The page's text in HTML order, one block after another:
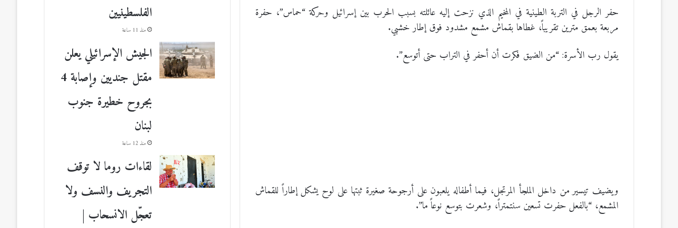
حفر الرجل في التربة الطينية في المخيم الذي نزحت إليه عائلته بسبب الحرب بين إسرائيل وحركة “حماس”، حفرة
مربعة بعمق مترين تقريباً، غطاها بقماش مشمع مشدود فوق إطار خشبي.
يقول رب الأسرة: “من الضيق فكرت أن أحفر في التراب حتى أتوسع”.
ويضيف تيسير من داخل الملجأ المرتجل، فيما أطفاله يلعبون على أرجوحة صغيرة ثبتها على لوح يشكل إطاراً للقماش
المشمع، “بالفعل حفرت تسعين سنتمتراً، وشعرت بتوسع نوعاً ما”.
الفلسطينيين
منذ 11 ساعة
الجيش الإسرائيلي يعلن
مقتل جنديين وإصابة 4
بجروح خطيرة جنوب
لبنان
منذ 12 ساعة
لقاءات روما لا توقف
التجريف والنسف ولا
تعجّل الانسحاب |